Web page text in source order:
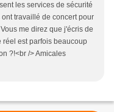
les services de sécurité
travaillé de concert pour
me direz que j'écris de
réel est parfois beaucoup
?!<br /> Amicales